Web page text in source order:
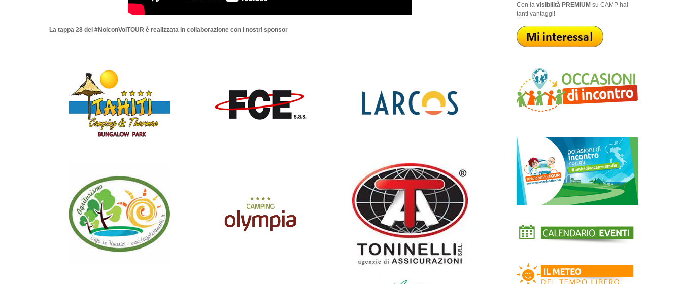
La tappa 28 del #NoiconVoiTOUR è realizzata in collaborazione con i nostri sponsor
Con la visibilità PREMIUMsu CAMP hai
tanti vantaggi!